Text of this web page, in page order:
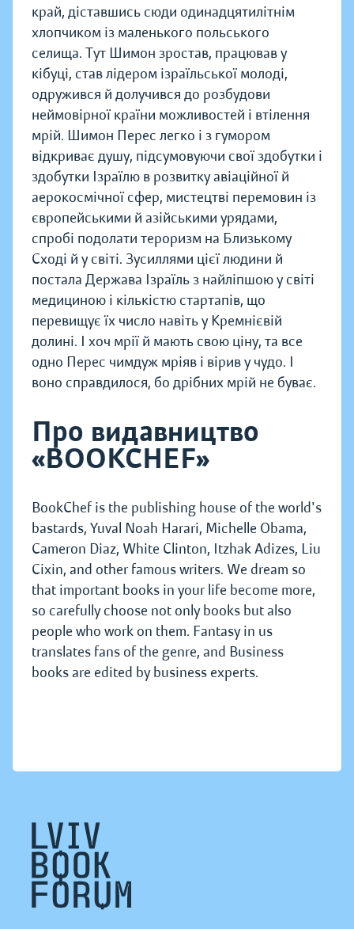
край, діставшись сюди одинадцятилітнім
хлопчиком із маленького польського
селища. Тут Шимон зростав, працював у
кібуці, став лідером ізраїльської молоді,
одружився й долучився до розбудови
неймовірної країни можливостей і втілення
мрій. Шимон Перес легко і з гумором
відкриває душу, підсумовуючи свої здобутки і
здобутки Ізраїлю в розвитку авіаційної й
аерокосмічної сфер, мистецтві перемовин із
європейськими й азійськими урядами,
спробі подолати тероризм на Близькому
Сході й у світі. Зусиллями цієї людини й
постала Держава Ізраїль з найліпшою у світі
медициною і кількістю стартапів, що
перевищує їх число навіть у Кремнієвій
долині. І хоч мрії й мають свою ціну, та все
одно Перес чимдуж мріяв і вірив у чудо. І
воно справдилося, бо дрібних мрій не буває.
Про видавництво
«BOOKCHEF»
BookChef is the publishing house of the world's
bastards, Yuval Noah Harari, Michelle Obama,
Cameron Diaz, White Clinton, Itzhak Adizes, Liu
Cixin, and other famous writers. We dream so
that important books in your life become more,
so carefully choose not only books but also
people who work on them. Fantasy in us
translates fans of the genre, and Business
books are edited by business experts.